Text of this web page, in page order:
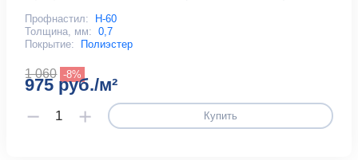
Профнастил:
Н-60
Толщина, мм: 0,7
Покрытие:
Полиэстер
1 060 -8%
975 руб./м²
Купить